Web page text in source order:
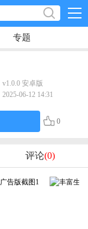
专题
v1.0.0 安卓版
2025-06-12 14:31
0
评论(0)